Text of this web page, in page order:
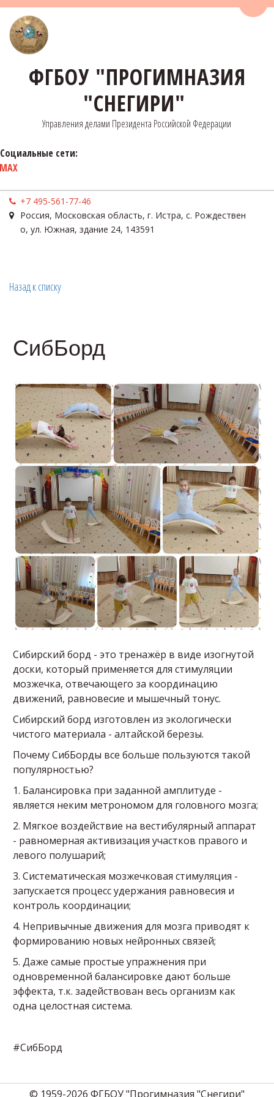
ФГБОУ "ПРОГИМНАЗИЯ
"СНЕГИРИ"
Управления делами Президента Российской Федерации
Социальные сети:
MAX
+7 495-561-77-46
Россия, Московская область, г. Истра, с. Рождествен
о, ул. Южная, здание 24, 143591
Назад к списку
СибБорд
Сибирский борд - это тренажёр в виде изогнутой
доски, который применяется для стимуляции
мозжечка, отвечающего за координацию
движений, равновесие и мышечный тонус.
Сибирский борд изготовлен из экологически
чистого материала - алтайской березы.
Почему СибБорды все больше пользуются такой
популярностью?
1. Балансировка при заданной амплитуде -
является неким метрономом для головного мозга;
2. Мягкое воздействие на вестибулярный аппарат
- равномерная активизация участков правого и
левого полушарий;
3. Систематическая мозжечковая стимуляция -
запускается процесс удержания равновесия и
контроль координации;
4. Непривычные движения для мозга приводят к
формированию новых нейронных связей;
5. Даже самые простые упражнения при
одновременной балансировке дают больше
эффекта, т.к. задействован весь организм как
одна целостная система.
#СибБорд
© 1959-2026 ФГБОУ "Прогимназия "Снегири"